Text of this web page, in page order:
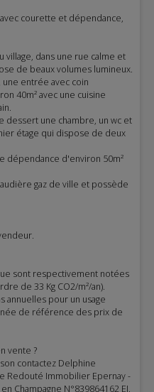
courette et dépendance,
village, dans une rue calme et
de beaux volumes lumineux.
entrée avec coin
40m² avec une cuisine
dessert une chambre, un wc et
étage qui dispose de deux
dépendance d'environ 50m²
gaz de ville et possède
sont respectivement notées
de 33 Kg CO2/m²/an).
annuelles pour un usage
de référence des prix de
vente ?
contactez Delphine
Redouté Immobilier Epernay -
Champagne N°839864162 EI.